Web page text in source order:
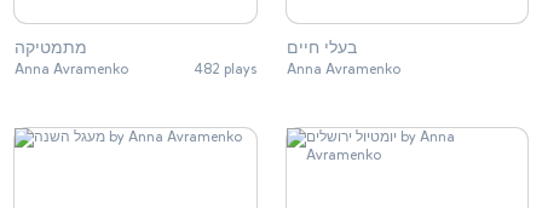
מתמטיקה
Anna Avramenko 482 plays
בעלי חיים
Anna Avramenko